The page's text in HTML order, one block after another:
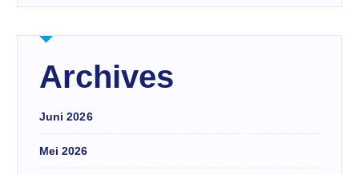
Archives
Juni 2026
Mei 2026